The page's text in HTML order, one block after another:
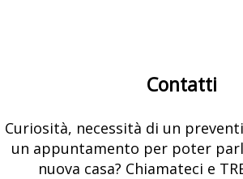
Contatti
Curiosità, necessità di un
un appuntamento per poter
nuova casa? Chiamateci e